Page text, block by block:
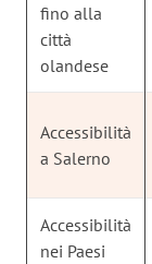
fino alla
città
olandese
Accessibilità
a Salerno
Accessibilità
nei Paesi